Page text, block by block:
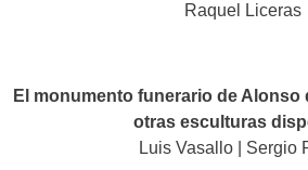
Raquel Liceras
El monumento funerario de Alonso
otras esculturas
Luis Vasallo | Sergio